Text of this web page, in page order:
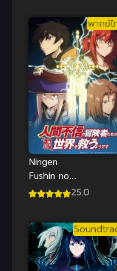
พากย์ไ
Ningen
Fushin no
Boukensha25.0